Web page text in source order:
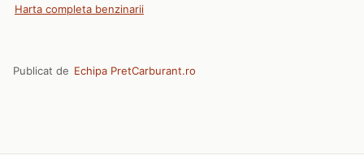
Harta completa benzinarii
Publicat de Echipa PretCarburant.ro